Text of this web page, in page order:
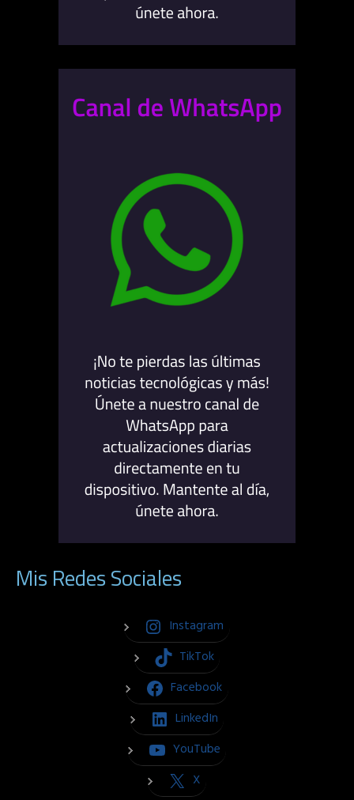
Mis Redes Sociales
Instagram
TikTok
Facebook
LinkedIn
YouTube
X